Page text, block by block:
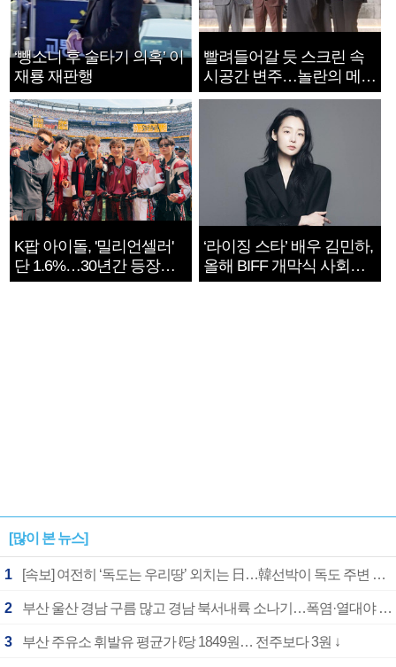
‘뺑소니 후 술타기 의혹’ 이
재룡 재판행
빨려들어갈 듯 스크린 속
시공간 변주…놀란의 메시
지는 ‘전쟁 속죄’
K팝 아이돌, '밀리언셀러'
단 1.6%…30년간 등장
1182개팀 전수조사
‘라이징 스타’ 배우 김민하,
올해 BIFF 개막식 사회자
확정
[많이 본 뉴스]
1 [속보] 여전히 ‘독도는 우리땅’ 외치는 日…韓선박이 독도 주변 해양조사 활동하자 반발
2 부산 울산 경남 구름 많고 경남 북서내륙 소나기…폭염·열대야 계속
3 부산 주유소 휘발유 평균가 ℓ당 1849원… 전주보다 3원 ↓